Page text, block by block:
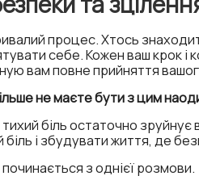
процес. Хтось
себе. Кожен ваш крок і
вам повне прийняття
не маєте бути з цим
біль остаточно
біль і збудувати життя, де
з однієї розмови.